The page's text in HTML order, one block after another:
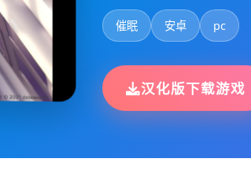
催眠 安卓 pc
汉化版下载游戏